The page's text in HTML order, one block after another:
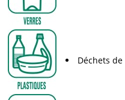
Déchets